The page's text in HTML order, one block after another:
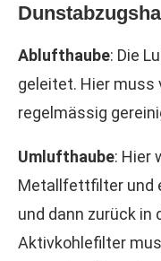
Ablufthaube: Die
geleitet. Hier
regelmässig
Umlufthaube: Hier
Metallfettfilter und
und dann zurück in
Aktivkohlefilter